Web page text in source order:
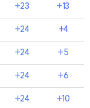
+23 +13
+24 +4
+24 +5
+24 +6
+24 +10